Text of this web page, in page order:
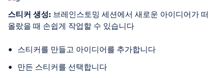
스티커 생성: 브레인스토밍 세션에서 새로운 아이디어가 떠
올랐을 때 손쉽게 작업할 수 있습니다
스티커를 만들고 아이디어를 추가합니다
만든 스티커를 선택합니다